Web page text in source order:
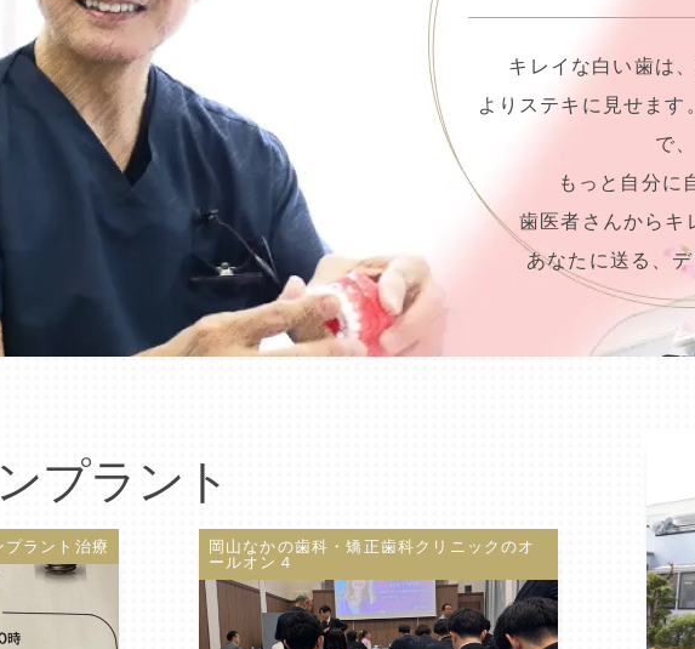
キレイな白い歯は
よりステキに見せます
で、
もっと自分に
歯医者さんからキ
あなたに送る、
プラント
プラント治療
岡山なかの歯科・矯正歯科クリニックのオ
ールオン４